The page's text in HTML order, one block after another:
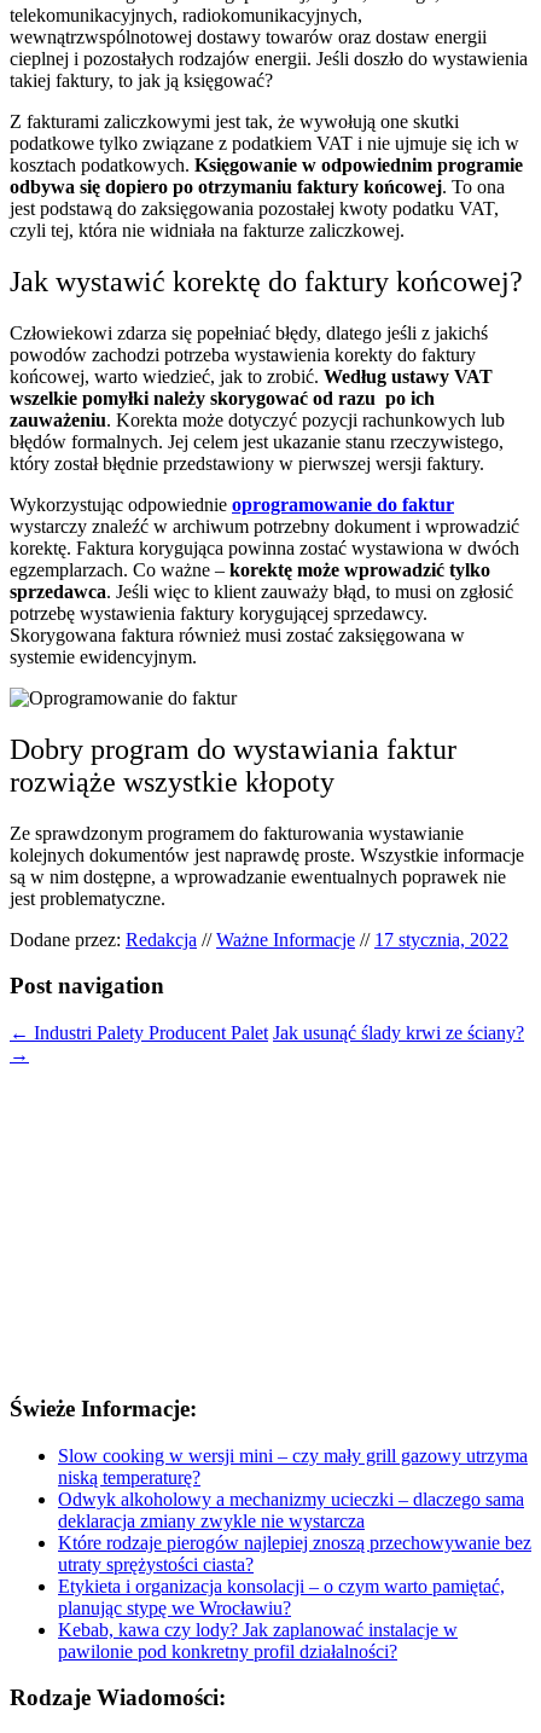
telekomunikacyjnych, radiokomunikacyjnych,
wewnątrzwspólnotowej dostawy towarów oraz dostaw energii
cieplnej i pozostałych rodzajów energii. Jeśli doszło do wystawienia
takiej faktury, to jak ją księgować?
Z fakturami zaliczkowymi jest tak, że wywołują one skutki
podatkowe tylko związane z podatkiem VAT i nie ujmuje się ich w
kosztach podatkowych. Księgowanie w odpowiednim programie
odbywa się dopiero po otrzymaniu faktury końcowej. To ona
jest podstawą do zaksięgowania pozostałej kwoty podatku VAT,
czyli tej, która nie widniała na fakturze zaliczkowej.
Jak wystawić korektę do faktury końcowej?
Człowiekowi zdarza się popełniać błędy, dlatego jeśli z jakichś
powodów zachodzi potrzeba wystawienia korekty do faktury
końcowej, warto wiedzieć, jak to zrobić. Według ustawy VAT
wszelkie pomyłki należy skorygować od razu po ich
zauważeniu. Korekta może dotyczyć pozycji rachunkowych lub
błędów formalnych. Jej celem jest ukazanie stanu rzeczywistego,
który został błędnie przedstawiony w pierwszej wersji faktury.
Wykorzystując odpowiednie oprogramowanie do faktur
wystarczy znaleźć w archiwum potrzebny dokument i wprowadzić
korektę. Faktura korygująca powinna zostać wystawiona w dwóch
egzemplarzach. Co ważne – korektę może wprowadzić tylko
sprzedawca. Jeśli więc to klient zauważy błąd, to musi on zgłosić
potrzebę wystawienia faktury korygującej sprzedawcy.
Skorygowana faktura również musi zostać zaksięgowana w
systemie ewidencyjnym.
Dobry program do wystawiania faktur
rozwiąże wszystkie kłopoty
Ze sprawdzonym programem do fakturowania wystawianie
kolejnych dokumentów jest naprawdę proste. Wszystkie informacje
są w nim dostępne, a wprowadzanie ewentualnych poprawek nie
jest problematyczne.
Dodane przez: Redakcja // Ważne Informacje // 17 stycznia, 2022
Post navigation
← Industri Palety Producent Palet Jak usunąć ślady krwi ze ściany?
→
Świeże Informacje:
Slow cooking w wersji mini – czy mały grill gazowy utrzyma
niską temperaturę?
Odwyk alkoholowy a mechanizmy ucieczki – dlaczego sama
deklaracja zmiany zwykle nie wystarcza
Które rodzaje pierogów najlepiej znoszą przechowywanie bez
utraty sprężystości ciasta?
Etykieta i organizacja konsolacji – o czym warto pamiętać,
planując stypę we Wrocławiu?
Kebab, kawa czy lody? Jak zaplanować instalacje w
pawilonie pod konkretny profil działalności?
Rodzaje Wiadomości: